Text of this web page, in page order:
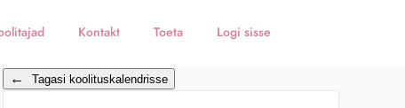
Kontakt Toeta Logi sisse
← Tagasi koolituskalendrisse